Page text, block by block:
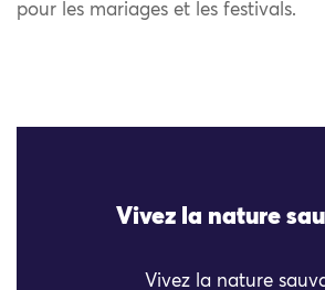
pour les mariages et les festivals.
Vivez la nature
Vivez la nature